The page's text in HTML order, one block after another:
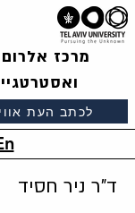
לכתב העת
מרכז
ד"ר ניר חסיד